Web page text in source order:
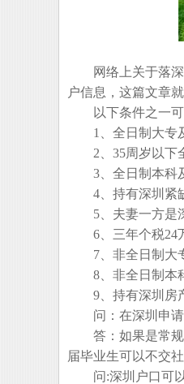
网络上关于落深
户信息，这篇文章就
以下条件之一可
1、全日制大专及
2、35周岁以下全
3、全日制本科及
4、持有深圳紧缺
5、夫妻一方是深
6、三年个税24
7、非全日制大专
8、非全日制本科
9、持有深圳房产
问：在深圳申请
答：如果是常规
届毕业生可以不交
问:深圳户口可以